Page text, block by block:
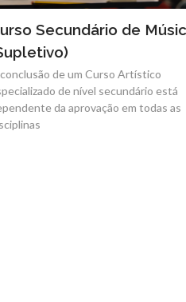
Uma Música, Mil Gestos
Este projeto é desenvolvido nos
e movimentos séniores